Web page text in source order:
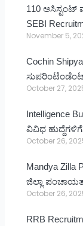
110 ಅಸಿಸ್ಟಂಟ್
SEBI
November 5,
Cochin
October 27,
Intelligence
ವಿವಿಧ
October 26,
Mandya Zilla
ಜಿಲ್ಲಾ
October 26,
RRB